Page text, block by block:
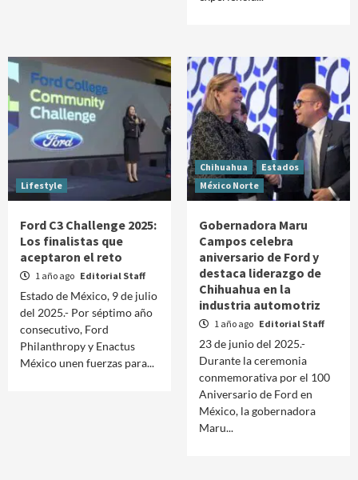
Lifestyle
Ford C3 Challenge 2025:
Los finalistas que
aceptaron el reto
1 año ago Editorial Staff
Estado de México, 9 de julio
del 2025.- Por séptimo año
consecutivo, Ford
Philanthropy y Enactus
México unen fuerzas para...
Chihuahua
Estados
México Norte
Gobernadora Maru
Campos celebra
aniversario de Ford y
destaca liderazgo de
Chihuahua en la
industria automotriz
1 año ago Editorial Staff
23 de junio del 2025.-
Durante la ceremonia
conmemorativa por el 100
Aniversario de Ford en
México, la gobernadora
Maru...